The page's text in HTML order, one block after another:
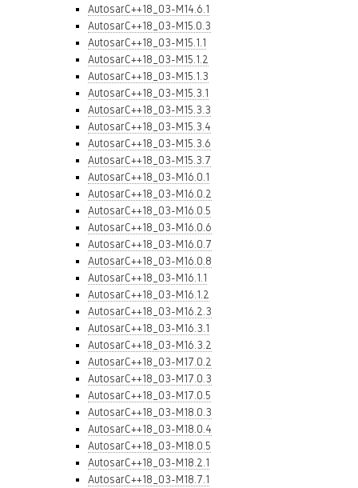
AutosarC++18_03-M14.6.1
AutosarC++18_03-M15.0.3
AutosarC++18_03-M15.1.1
AutosarC++18_03-M15.1.2
AutosarC++18_03-M15.1.3
AutosarC++18_03-M15.3.1
AutosarC++18_03-M15.3.3
AutosarC++18_03-M15.3.4
AutosarC++18_03-M15.3.6
AutosarC++18_03-M15.3.7
AutosarC++18_03-M16.0.1
AutosarC++18_03-M16.0.2
AutosarC++18_03-M16.0.5
AutosarC++18_03-M16.0.6
AutosarC++18_03-M16.0.7
AutosarC++18_03-M16.0.8
AutosarC++18_03-M16.1.1
AutosarC++18_03-M16.1.2
AutosarC++18_03-M16.2.3
AutosarC++18_03-M16.3.1
AutosarC++18_03-M16.3.2
AutosarC++18_03-M17.0.2
AutosarC++18_03-M17.0.3
AutosarC++18_03-M17.0.5
AutosarC++18_03-M18.0.3
AutosarC++18_03-M18.0.4
AutosarC++18_03-M18.0.5
AutosarC++18_03-M18.2.1
AutosarC++18_03-M18.7.1